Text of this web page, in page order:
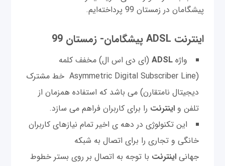
پیشگامان در زمستان 99 پرداخته‌ایم.
اینترنت ADSL پیشگامان- زمستان 99
واژهADSL (ای دی اس ال) مخفف کلمه
(Asymmetric Digital Subscriber Line خط مشترک
دیجیتال نامتقارن) می باشد که استفاده همزمان از
تلفن و اینترنت را برای کاربران فراهم می سازد.
این تکنولوژی در دهه ی اخیر تمام نیازهای کاربران
خانگی و تجاری را برای اتصال به شبکه
جهانیاینترنت با توجه به اتصال بر روی بستر خطوط